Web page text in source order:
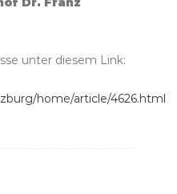
unter diesem Link:
home/article/4626.html